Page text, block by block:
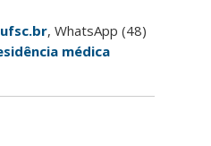
, WhatsApp (48)
médica